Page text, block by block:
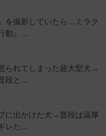
を撮影していたら…ミラク
動』…
られてしまった超大型犬→
段と…
に出かけた犬→普段は温厚
レた…